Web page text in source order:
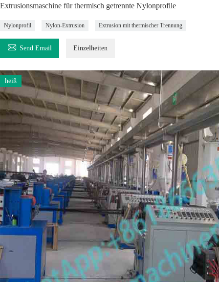
Extrusionsmaschine für thermisch getrennte Nylonprofile
Nylonprofil Nylon-Extrusion Extrusion mit thermischer Trennung
 Send Email Einzelheiten
heiß